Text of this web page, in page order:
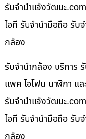
รับจํานําแจ้งวัฒนะ
ไอที รับจำนำมือถือ รับ
กล้อง
รับจำนำกล้อง บริการ
แพค ไอโฟน นาฬิกา แ
รับจํานําแจ้งวัฒนะ
ไอที รับจำนำมือถือ รับ
กล้อง